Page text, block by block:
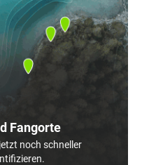
Fangorte
noch schneller